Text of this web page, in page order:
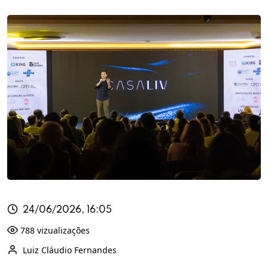
24/06/2026, 16:05
788 vizualizações
Luiz Cláudio Fernandes